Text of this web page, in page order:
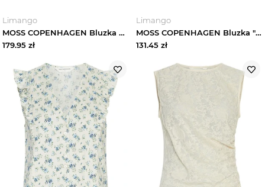
Limango
MOSS COPENHAGEN Bluzka w kolorze czerwonym rozmiar: S / M
179.95 zł
Limango
MOSS COPENHAGEN Bluzka "Lettiche" w kolorze bordowym rozmiar: L / XL
131.45 zł